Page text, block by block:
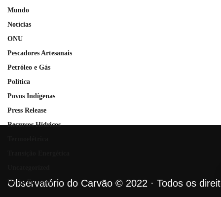
Mundo
Notícias
ONU
Pescadores Artesanais
Petróleo e Gás
Política
Povos Indígenas
Press Release
Recursos Hídricos
União Europeia
Observatório do Carvão © 2022 · Todos os